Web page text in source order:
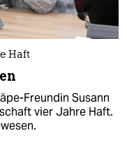
Haft
Freundin Susann
vier Jahre Haft.